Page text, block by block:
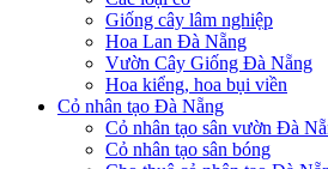
Giống cây lâm nghiệp
Hoa Lan Đà Nẵng
Vườn Cây Giống Đà Nẵng
Hoa kiểng, hoa bụi viền
Cỏ nhân tạo Đà Nẵng
Cỏ nhân tạo sân vườn Đà
Cỏ nhân tạo sân bóng